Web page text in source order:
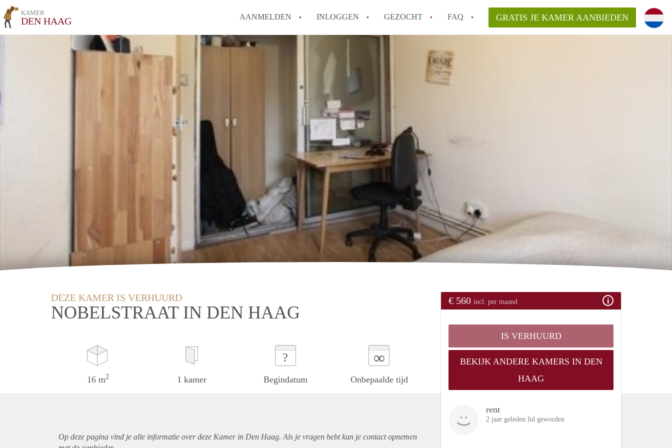
KAMER
DEN HAAG AANMELDEN INLOGGEN GEZOCHT FAQ
How to translate KamerDenHaag!
Hoeveel kost het om te reageren op een Kamer in Den Haag?
Berekent KamerDenHaag makelaarsvergoeding/bemiddelingsvergoeding?
Alle veelgestelde vragen
GRATIS JE KAMER AANBIEDEN
DEZE KAMER IS VERHUURD
NOBELSTRAAT IN DEN HAAG
16 m2 1 kamer
?
Begindatum
∞
Onbepaalde tijd
€ 560 incl. per maand
IS VERHUURD
BEKIJK ANDERE KAMERS IN DEN
HAAG
rent
2 jaar geleden lid geworden
Op deze pagina vind je alle informatie over deze Kamer in Den Haag. Als je vragen hebt kun je contact opnemen